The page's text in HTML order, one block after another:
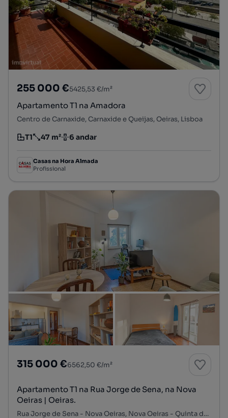
255 000 €5425,53 €/m²
Apartamento T1 na Amadora
Centro de Carnaxide, Carnaxide e Queijas, Oeiras, Lisboa
Tipologia
T1
Preço por metro quadrado
47 m²
Andar 6 andar
Casas na Hora Almada
Profissional
315 000 €6562,50 €/m²
Apartamento T1 na Rua Jorge de Sena, na Nova
Oeiras | Oeiras.
Rua Jorge de Sena - Nova Oeiras, Nova Oeiras - Quinta das Palmeiras, Oeiras e S. Julião da Barra, Paço de Arcos e Caxias, Oeiras, Lisboa